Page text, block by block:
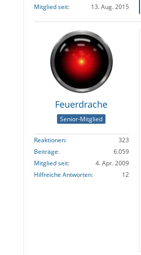
Mitglied seit
13. Aug. 2015
Feuerdrache
Senior-Mitglied
Reaktionen
323
Beiträge
6.059
Mitglied seit
4. Apr. 2009
Hilfreiche Antworten
12